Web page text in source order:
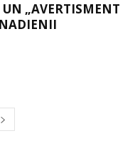
„AVERTISMENT